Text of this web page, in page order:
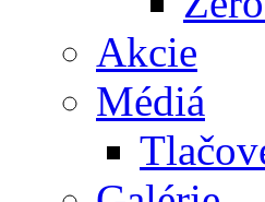
Akcie
Médiá